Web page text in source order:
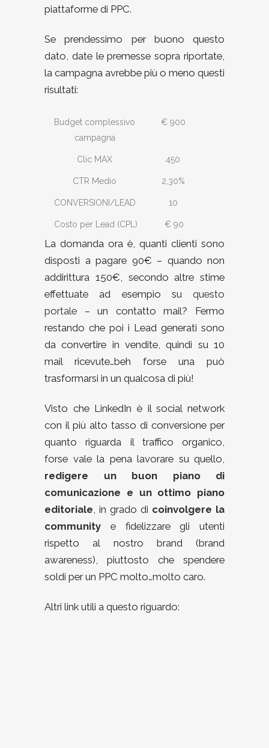
piattaforme di PPC.
Se prendessimo per buono questo
dato, date le premesse sopra riportate,
la campagna avrebbe più o meno questi
risultati:
Budget complessivo
campagna
€ 900
Clic MAX 450
CTR Medio 2,30%
CONVERSIONI/LEAD 10
Costo per Lead (CPL) € 90
La domanda ora è, quanti clienti sono
disposti a pagare 90€ – quando non
addirittura 150€, secondo altre stime
effettuate ad esempio su questo
portale – un contatto mail? Fermo
restando che poi i Lead generati sono
da convertire in vendite, quindi su 10
mail ricevute…beh forse una può
trasformarsi in un qualcosa di più!
Visto che LinkedIn è il social network
con il più alto tasso di conversione per
quanto riguarda il traffico organico,
forse vale la pena lavorare su quello,
redigere un buon piano di
comunicazione e un ottimo piano
editoriale , in grado di coinvolgere la
community e fidelizzare gli utenti
rispetto al nostro brand (brand
awareness), piuttosto che spendere
soldi per un PPC molto…molto caro.
Altri link utili a questo riguardo: